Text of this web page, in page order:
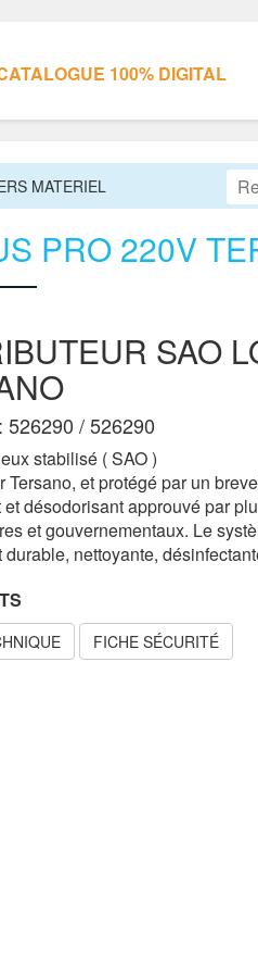
100% DIGITAL
MATERIEL
PRO 220V
SAO
526290 / 526290
stabilisé ( SAO )
Tersano, et protégé par un
désodorisant approuvé par
et gouvernementaux. Le
durable, nettoyante,
FICHE SÉCURITÉ